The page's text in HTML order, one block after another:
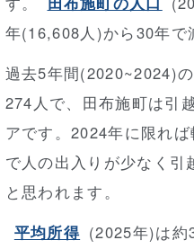
年(16,608人)から30年で
過去5年間(2020~2024)の
274人で、田布施町は引
アです。2024年に限れ
で人の出入りが少なく引
と思われます。
平均所得 (2025年)は約